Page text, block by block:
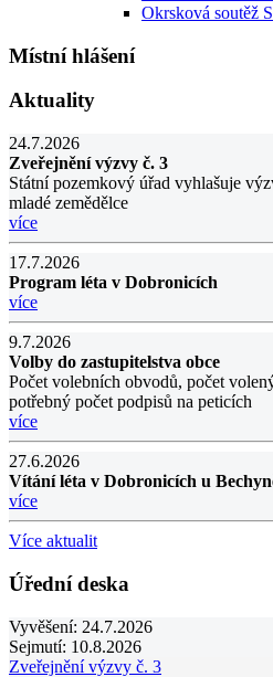
Okrsková soutěž
Místní hlášení
Aktuality
24.7.2026
Zveřejnění výzvy č. 3
Státní pozemkový úřad vyhlašuje
mladé zemědělce
více
17.7.2026
Program léta v Dobronicích
více
9.7.2026
Volby do zastupitelstva obce
Počet volebních obvodů, počet
potřebný počet podpisů na peticích
více
27.6.2026
Vítání léta v Dobronicích u
více
Více aktualit
Úřední deska
Vyvěšení: 24.7.2026
Sejmutí: 10.8.2026
Zveřejnění výzvy č. 3